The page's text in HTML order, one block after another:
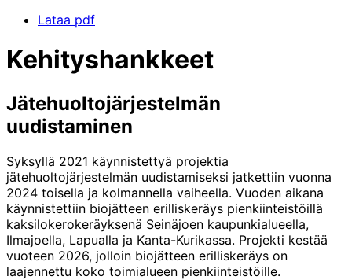
Lataa pdf
Kehityshankkeet
Jätehuoltojärjestelmän
uudistaminen
Syksyllä 2021 käynnistettyä projektia
jätehuoltojärjestelmän uudistamiseksi jatkettiin vuonna
2024 toisella ja kolmannella vaiheella. Vuoden aikana
käynnistettiin biojätteen erilliskeräys pienkiinteistöillä
kaksilokerokeräyksenä Seinäjoen kaupunkialueella,
Ilmajoella, Lapualla ja Kanta-Kurikassa. Projekti kestää
vuoteen 2026, jolloin biojätteen erilliskeräys on
laajennettu koko toimialueen pienkiinteistöille.